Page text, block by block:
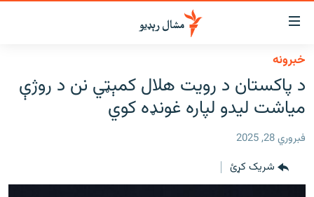
د
لاسرسي
ځای
عمومي
پاڼې
موضوع
ته
عمومي
لنډ خبرونه
بلوچستان
پاکستان
خبرونه
د پاکستان د رویت هلال کمېټي نن د روژې
میاشت لیدو لپاره غونډه کوي
فبروري 28, 2025
شریک کړئ